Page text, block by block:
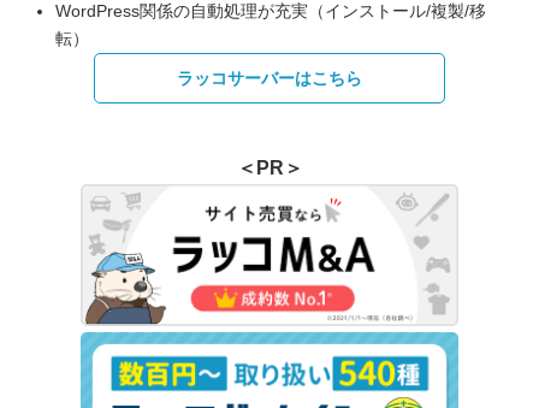
WordPress関係の自動処理が充実（インストール/複製/移
転）
ラッコサーバーはこちら
＜PR＞